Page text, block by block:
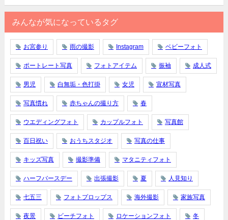
みんなが気になっているタグ
お宮参り 雨の撮影 Instagram ベビーフォト
ポートレート写真 フォトアイテム 振袖 成人式
男児 白無垢・色打掛 女児 宣材写真
写真慣れ 赤ちゃんの撮り方 春
ウエディングフォト カップルフォト 写真館
百日祝い おうちスタジオ 写真の仕事
キッズ写真 撮影準備 マタニティフォト
ハーフバースデー 出張撮影 夏 人見知り
七五三 フォトプロップス 海外撮影 家族写真
夜景 ビーチフォト ロケーションフォト 冬